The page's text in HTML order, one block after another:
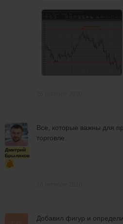
Дмитрий
Брыляков
Все, которые важны для
торговле.
Добавил фигур и